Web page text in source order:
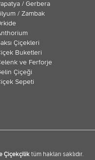
/ Gerbera
/ Zambak
Çiçekleri
Buketleri
ve Ferforje
Çiçeği
Sepeti
Çiçekçilik tüm hakları saklıdır.